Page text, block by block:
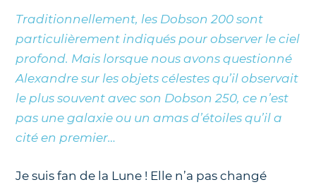
Traditionnellement, les Dobson 200 sont
particulièrement indiqués pour observer le ciel
profond. Mais lorsque nous avons questionné
Alexandre sur les objets célestes qu’il observait
le plus souvent avec son Dobson 250, ce n’est
pas une galaxie ou un amas d’étoiles qu’il a
cité en premier…
Je suis fan de la Lune ! Elle n’a pas changé